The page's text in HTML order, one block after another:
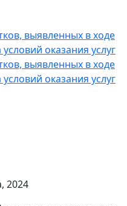
выявленных в ходе
оказания услуг
выявленных в ходе
оказания услуг
2024